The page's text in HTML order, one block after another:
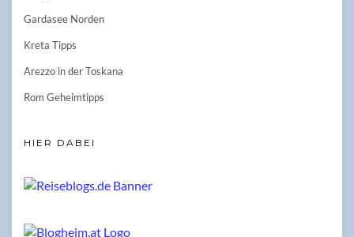
Gardasee Norden
Kreta Tipps
Arezzo in der Toskana
Rom Geheimtipps
HIER DABEI